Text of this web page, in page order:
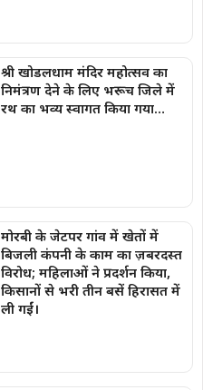
श्री खोडलधाम मंदिर महोत्सव का
निमंत्रण देने के लिए भरूच जिले में
रथ का भव्य स्वागत किया गया…
मोरबी के जेटपर गांव में खेतों में
बिजली कंपनी के काम का ज़बरदस्त
विरोध; महिलाओं ने प्रदर्शन किया,
किसानों से भरी तीन बसें हिरासत में
ली गईं।